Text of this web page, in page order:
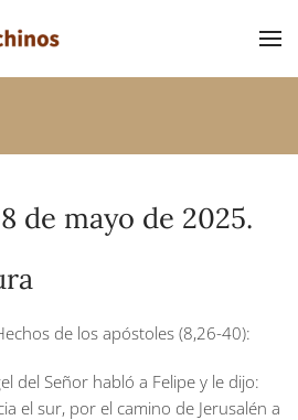
de mayo de 2025.
de los apóstoles (8,26-40):
del Señor habló a Felipe y le dijo:
el sur, por el camino de Jerusalén a